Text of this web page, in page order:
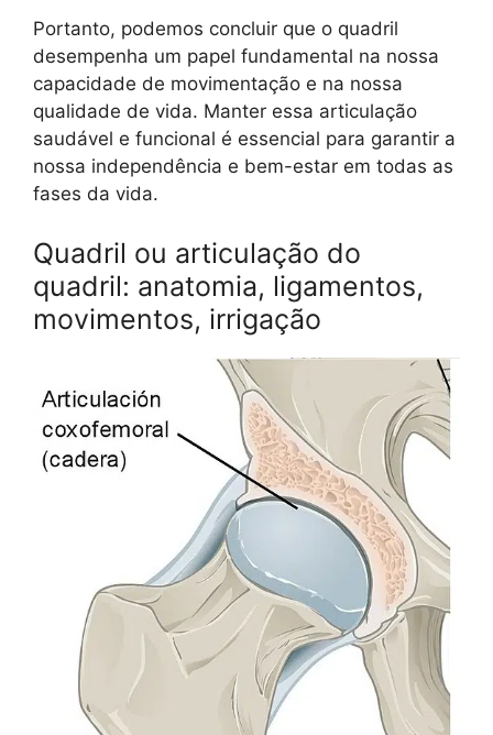
Portanto, podemos concluir que o quadril
desempenha um papel fundamental na nossa
capacidade de movimentação e na nossa
qualidade de vida. Manter essa articulação
saudável e funcional é essencial para garantir a
nossa independência e bem-estar em todas as
fases da vida.
Quadril ou articulação do
quadril: anatomia, ligamentos,
movimentos, irrigação